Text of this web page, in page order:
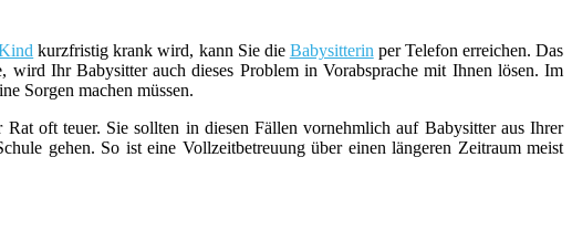
kurzfristig krank wird, kann Sie die Babysitterin per Telefon erreichen. Das
Ihr Babysitter auch dieses Problem in Vorabsprache mit Ihnen lösen. Im
Sorgen machen müssen.
oft teuer. Sie sollten in diesen Fällen vornehmlich auf Babysitter aus Ihrer
gehen. So ist eine Vollzeitbetreuung über einen längeren Zeitraum meist